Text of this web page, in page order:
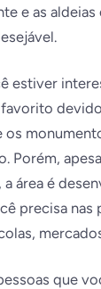
e as
estiver
os
Porém,
área é
precisa nas
que